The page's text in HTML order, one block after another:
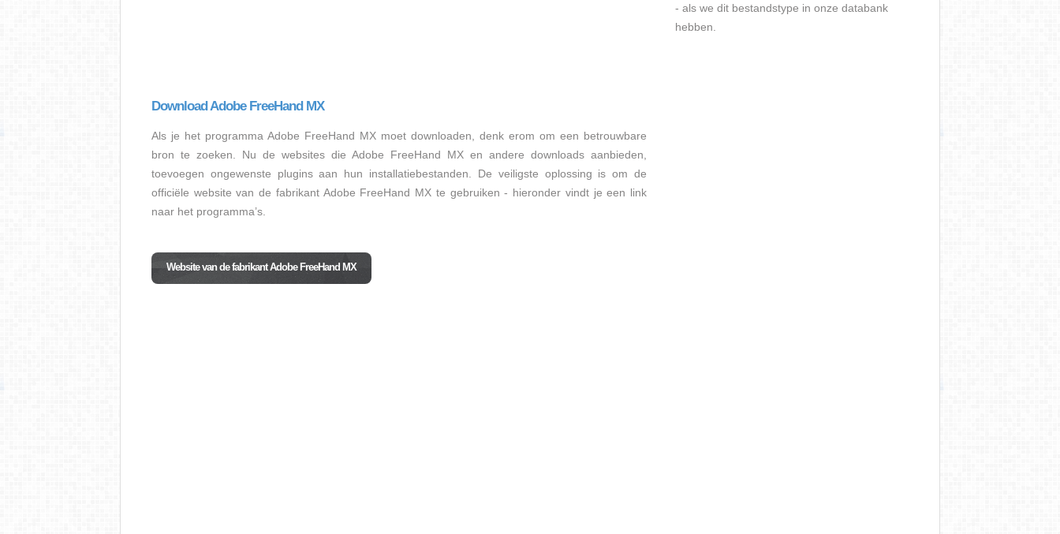
Download Adobe FreeHand MX
Als je het programma Adobe FreeHand MX moet downloaden, denk erom om een betrouwbare
bron te zoeken. Nu de websites die Adobe FreeHand MX en andere downloads aanbieden,
toevoegen ongewenste plugins aan hun installatiebestanden. De veiligste oplossing is om de
officiële website van de fabrikant Adobe FreeHand MX te gebruiken - hieronder vindt je een link
naar het programma’s.
Website van de fabrikant Adobe FreeHand MX
- als we dit bestandstype in onze databank
hebben.